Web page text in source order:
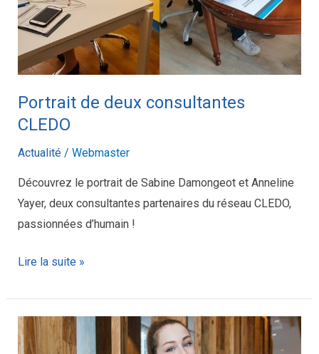
Portrait de deux consultantes
CLEDO
Actualité/ Webmaster
Découvrez le portrait de Sabine Damongeot et Anneline
Yayer, deux consultantes partenaires du réseau CLEDO,
passionnées d’humain !
Lire la suite »
Le
bon